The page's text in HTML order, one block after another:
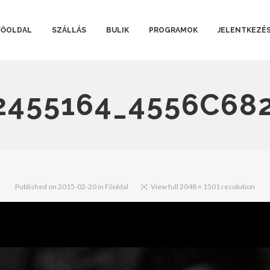
SZÁLLÁS BULIK PROGRAMOK
Published on 2015-02-20 in Főoldal View full 2048 × 1501 resolution